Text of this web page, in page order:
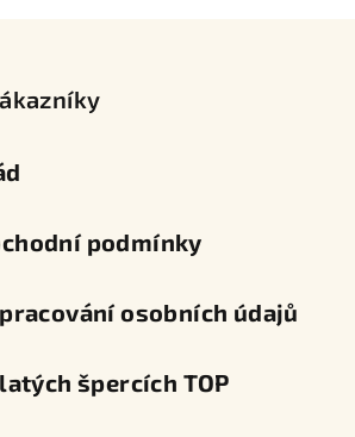
podmínky
osobních údajů
špercích TOP